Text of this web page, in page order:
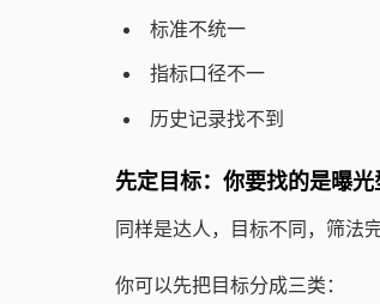
标准不统一
指标口径不一
历史记录找不到
先定目标：你要找的是曝
同样是达人，目标不同，筛法
你可以先把目标分成三类：